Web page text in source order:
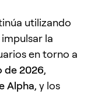
utilizando
la
en torno a
de 2026,
Alpha, y los